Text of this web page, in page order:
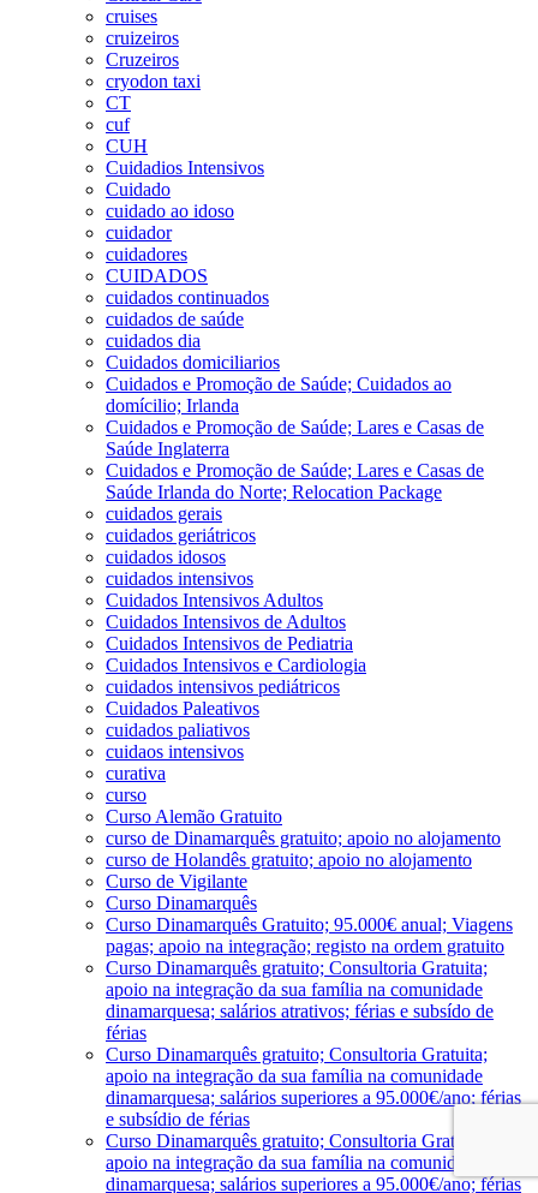
cruises
cruizeiros
Cruzeiros
cryodon taxi
CT
cuf
CUH
Cuidadios Intensivos
Cuidado
cuidado ao idoso
cuidador
cuidadores
CUIDADOS
cuidados continuados
cuidados de saúde
cuidados dia
Cuidados domiciliarios
Cuidados e Promoção de Saúde; Cuidados ao
domícilio; Irlanda
Cuidados e Promoção de Saúde; Lares e Casas de
Saúde Inglaterra
Cuidados e Promoção de Saúde; Lares e Casas de
Saúde Irlanda do Norte; Relocation Package
cuidados gerais
cuidados geriátricos
cuidados idosos
cuidados intensivos
Cuidados Intensivos Adultos
Cuidados Intensivos de Adultos
Cuidados Intensivos de Pediatria
Cuidados Intensivos e Cardiologia
cuidados intensivos pediátricos
Cuidados Paleativos
cuidados paliativos
cuidaos intensivos
curativa
curso
Curso Alemão Gratuito
curso de Dinamarquês gratuito; apoio no alojamento
curso de Holandês gratuito; apoio no alojamento
Curso de Vigilante
Curso Dinamarquês
Curso Dinamarquês Gratuito; 95.000€ anual; Viagens
pagas; apoio na integração; registo na ordem gratuito
Curso Dinamarquês gratuito; Consultoria Gratuita;
apoio na integração da sua família na comunidade
dinamarquesa; salários atrativos; férias e subsído de
férias
Curso Dinamarquês gratuito; Consultoria Gratuita;
apoio na integração da sua família na comunidade
dinamarquesa; salários superiores a 95.000€/ano; férias
e subsídio de férias
Curso Dinamarquês gratuito; Consultoria Gratuita;
apoio na integração da sua família na comunidade
dinamarquesa; salários superiores a 95.000€/ano; férias